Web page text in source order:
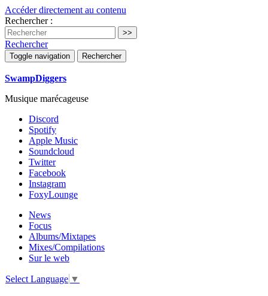
Accéder directement au contenu
Rechercher :
Rechercher
Toggle navigation Rechercher
SwampDiggers
Musique marécageuse
Discord
Spotify
Apple Music
Soundcloud
Twitter
Facebook
Instagram
FoxyLounge
News
Focus
Albums/Mixtapes
Mixes/Compilations
Sur le web
Select Language ▼